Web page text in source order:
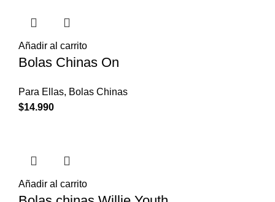
Añadir al carrito
Bolas Chinas On
Para Ellas, Bolas Chinas
$14.990
Añadir al carrito